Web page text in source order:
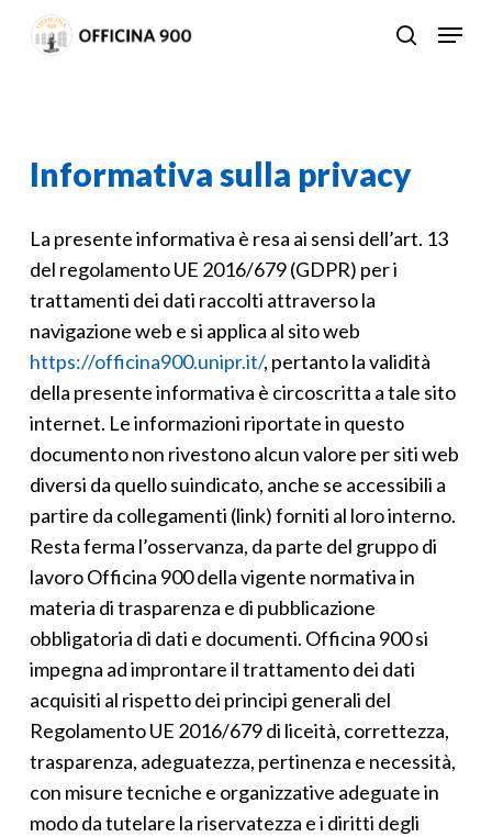
search
Menu
Informativa sulla privacy
La presente informativa è resa ai sensi dell’art. 13
del regolamento UE 2016/679 (GDPR) per i
trattamenti dei dati raccolti attraverso la
navigazione web e si applica al sito web
https://officina900.unipr.it/, pertanto la validità
della presente informativa è circoscritta a tale sito
internet. Le informazioni riportate in questo
documento non rivestono alcun valore per siti web
diversi da quello suindicato, anche se accessibili a
partire da collegamenti (link) forniti al loro interno.
Resta ferma l’osservanza, da parte del gruppo di
lavoro Officina 900 della vigente normativa in
materia di trasparenza e di pubblicazione
obbligatoria di dati e documenti. Officina 900 si
impegna ad improntare il trattamento dei dati
acquisiti al rispetto dei principi generali del
Regolamento UE 2016/679 di liceità, correttezza,
trasparenza, adeguatezza, pertinenza e necessità,
con misure tecniche e organizzative adeguate in
modo da tutelare la riservatezza e i diritti degli